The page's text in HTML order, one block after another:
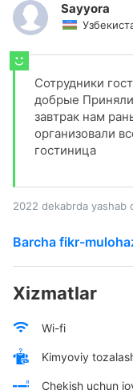
Sayyora
Сотрудники
добрые
завтрак нам
организовали
гостиница
2022 dekabrda yashab
Barcha fikr-
Xizmatlar
Wi-fi
Kimyoviy
Chekish uchun